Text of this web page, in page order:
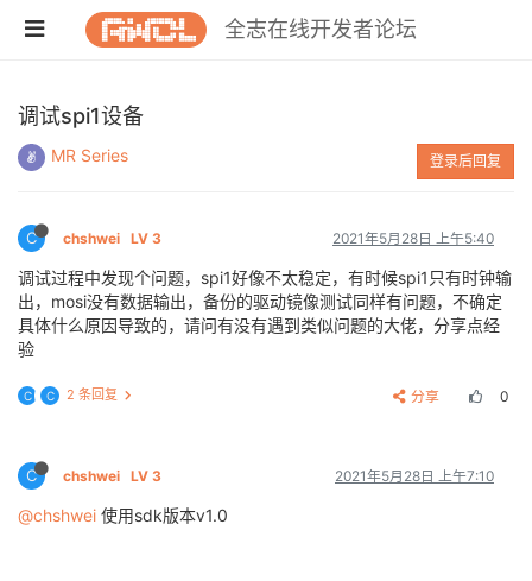
全志在线开发者论坛
调试spi1设备
MR Series 登录后回复
C chshwei LV 3 2021年5月28日 上午5:40
调试过程中发现个问题，spi1好像不太稳定，有时候spi1只有时钟输
出，mosi没有数据输出，备份的驱动镜像测试同样有问题，不确定
具体什么原因导致的，请问有没有遇到类似问题的大佬，分享点经
验
C C 2 条回复 分享 0
C chshwei LV 3 2021年5月28日 上午7:10
@chshwei 使用sdk版本v1.0